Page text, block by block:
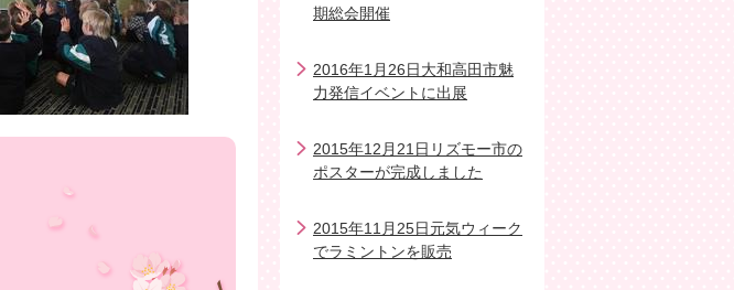
期総会開催
2016年1月26日大和高田市魅
力発信イベントに出展
2015年12月21日リズモー市の
ポスターが完成しました
2015年11月25日元気ウィーク
でラミントンを販売